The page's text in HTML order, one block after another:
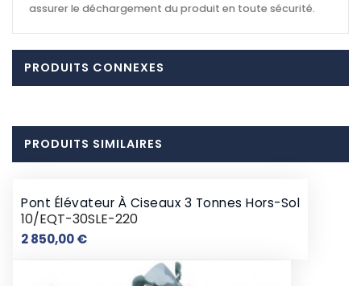
assurer le déchargement du produit en toute sécurité.
PRODUITS CONNEXES
PRODUITS SIMILAIRES
Pont Élévateur À Ciseaux 3 Tonnes Hors-Sol
10/EQT-30SLE-220
2 850,00 €Prix